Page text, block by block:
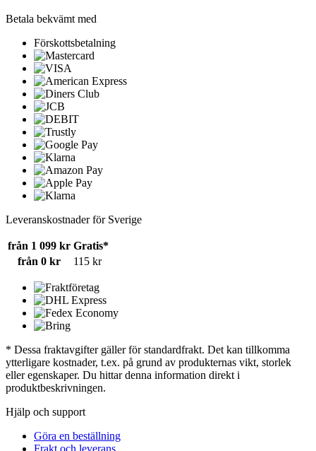
Betala bekvämt med
Förskottsbetalning
Leveranskostnader för Sverige
från 1 099 kr Gratis*
från 0 kr
115 kr
* Dessa fraktavgifter gäller för standardfrakt. Det kan tillkomma
ytterligare kostnader, t.ex. på grund av produkternas vikt, storlek
eller egenskaper. Du hittar denna information direkt i
produktbeskrivningen.
Hjälp och support
Göra en beställning
Frakt och leverans